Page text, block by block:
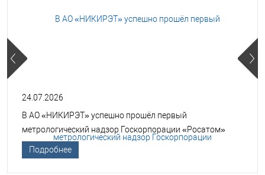
24.07.2026
В АО «НИКИРЭТ» успешно прошёл первый
метрологический надзор Госкорпорации «Росатом»
Подробнее